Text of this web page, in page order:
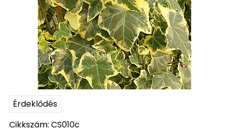
Érdeklődés
Cikkszám: CS010c